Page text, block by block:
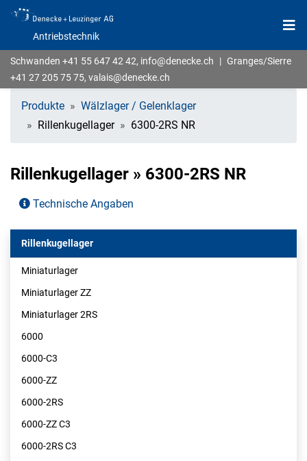
Antriebstechnik
Schwanden +41 55 647 42 42, info@denecke.ch | Granges/Sierre
+41 27 205 75 75, valais@denecke.ch
Produkte
Wälzlager / Gelenklager
Rillenkugellager
6300-2RS NR
Rillenkugellager » 6300-2RS NR
Technische Angaben
Rillenkugellager
Miniaturlager
Miniaturlager ZZ
Miniaturlager 2RS
6000
6000-C3
6000-ZZ
6000-2RS
6000-ZZ C3
6000-2RS C3